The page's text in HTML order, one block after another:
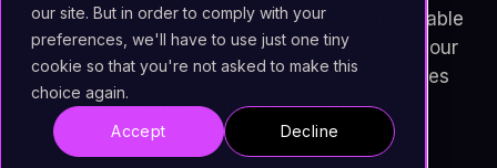
our site. But in order to comply with your
preferences, we'll have to use just one tiny
cookie so that you're not asked to make this
choice again.
Accept Decline
La plupart des projets IA s'enlisent en bac à sable
et n'en sortent jamais. Uxopian AI est pensé pour
l'inverse : sortir des tests à rallonge et livrer des
gains de productivité mesurables, dès ce
trimestre.